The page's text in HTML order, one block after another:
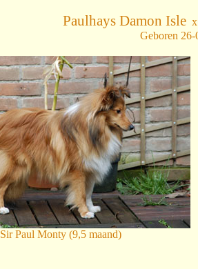
Paulhays Damon Isle
Geboren
Sir Paul Monty (9,5 maand)